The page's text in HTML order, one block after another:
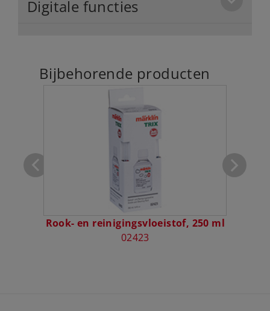
Digitale functies
Bijbehorende producten
Rook- en reinigingsvloeistof, 250 ml
02423